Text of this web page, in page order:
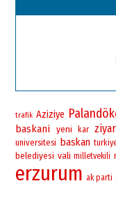
trafik Aziziye
baskani yeni kar
universitesi baskan
belediyesi vali milletvekili
erzurum ak parti